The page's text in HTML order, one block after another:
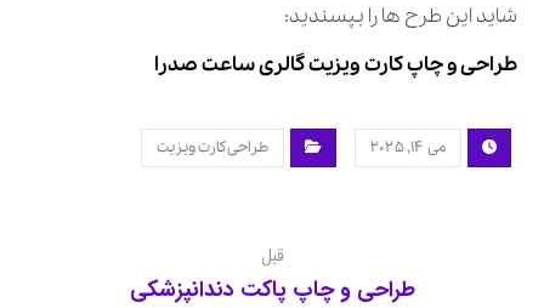
شاید این طرح ها را بپسندید:
طراحی و چاپ کارت ویزیت گالری ساعت صدرا
می ۱۴, ۲۰۲۵ طراحی کارت ویزیت
قبل
طراحی و چاپ پاکت دندانپزشکی